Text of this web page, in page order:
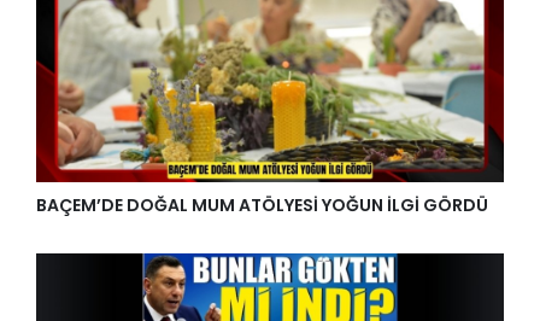
BAÇEM’DE DOĞAL MUM ATÖLYESİ YOĞUN İLGİ GÖRDÜ